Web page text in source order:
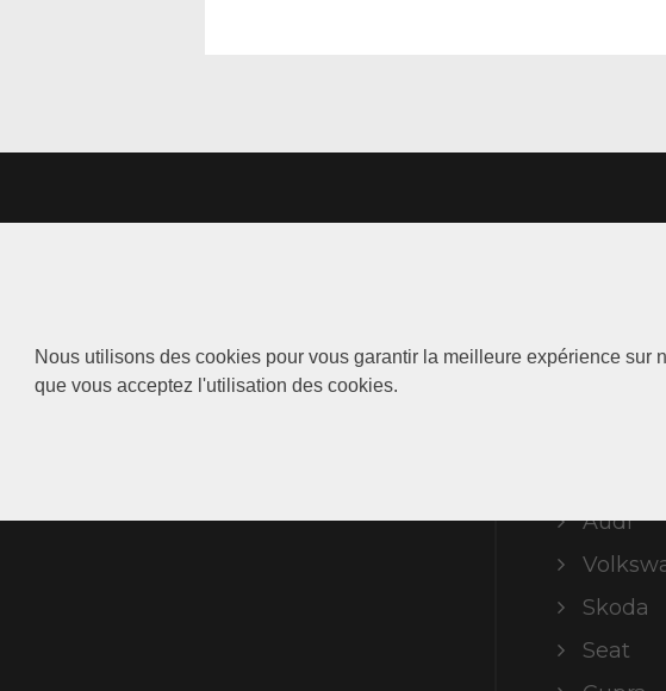
Nous utilisons des cookies pour vous garantir la meilleure expérience
que vous acceptez l'utilisation des cookies.
Audi
Skoda
Seat